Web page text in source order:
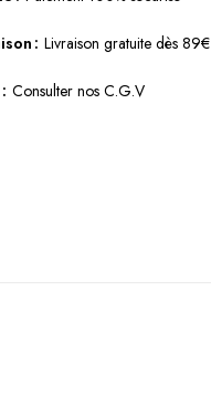
Livraison gratuite dès 89€
Consulter nos C.G.V